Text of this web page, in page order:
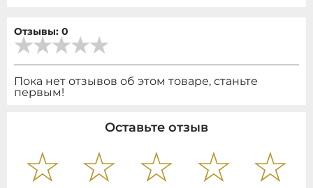
Отзывы: 0
Пока нет отзывов об этом товаре, станьте
первым!
Оставьте отзыв